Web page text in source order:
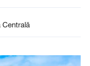
Centrală